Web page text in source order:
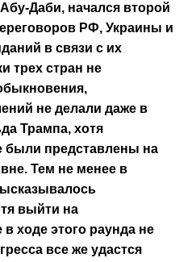
Даби, начался второй
РФ, Украины и
в связи с их
трех стран не
не делали даже в
Трампа, хотя
были представлены на
Тем не менее в
выйти на
ходе этого раунда не
все же удастся